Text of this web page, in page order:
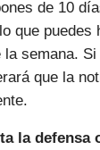
de 10
que puedes
semana.
que la
la defensa